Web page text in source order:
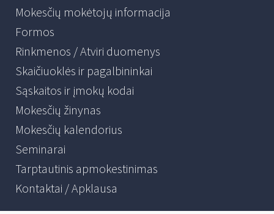
Mokesčių mokėtojų informacija
Formos
Rinkmenos / Atviri duomenys
Skaičiuoklės ir pagalbininkai
Sąskaitos ir įmokų kodai
Mokesčių žinynas
Mokesčių kalendorius
Seminarai
Tarptautinis apmokestinimas
Kontaktai / Apklausa